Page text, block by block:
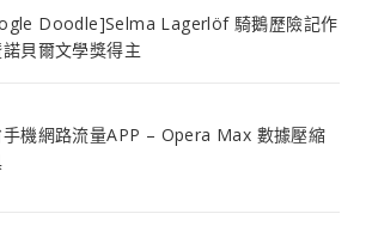
Doodle]Selma Lagerlöf 騎鵝歷險記作
貝爾文學獎得主
機網路流量APP – Opera Max 數據壓縮